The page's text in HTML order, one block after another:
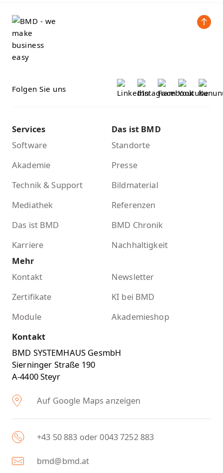
Folgen Sie uns
Services
Software
Akademie
Technik & Support
Mediathek
Das ist BMD
Karriere
Das ist BMD
Standorte
Presse
Bildmaterial
Referenzen
BMD Chronik
Nachhaltigkeit
Mehr
Kontakt
Newsletter
Zertifikate
KI bei BMD
Module
Akademieshop
Kontakt
BMD SYSTEMHAUS GesmbH
Sierninger Straße 190
A-4400 Steyr
Auf Google Maps anzeigen
+43 50 883 oder 0043 7252 883
bmd@bmd.at